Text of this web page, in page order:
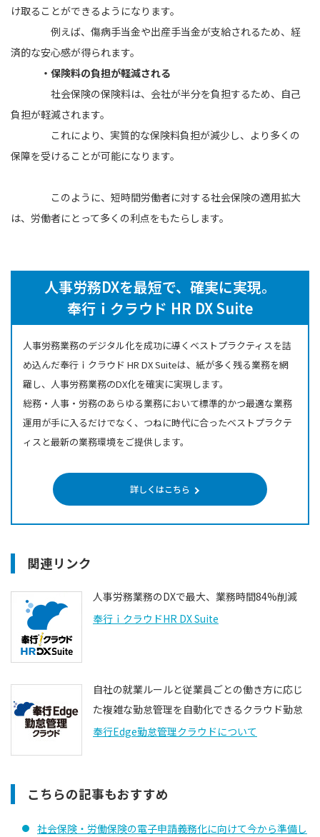
け取ることができるようになります。
例えば、傷病手当金や出産手当金が支給されるため、経
済的な安心感が得られます。
・保険料の負担が軽減される
社会保険の保険料は、会社が半分を負担するため、自己
負担が軽減されます。
これにより、実質的な保険料負担が減少し、より多くの
保障を受けることが可能になります。
このように、短時間労働者に対する社会保険の適用拡大
は、労働者にとって多くの利点をもたらします。
人事労務DXを最短で、確実に実現。
奉行ｉクラウド HR DX Suite
人事労務業務のデジタル化を成功に導くベストプラクティスを詰
め込んだ奉行ｉクラウド HR DX Suiteは、紙が多く残る業務を網
羅し、人事労務業務のDX化を確実に実現します。
総務・人事・労務のあらゆる業務において標準的かつ最適な業務
運用が手に入るだけでなく、つねに時代に合ったベストプラクテ
ィスと最新の業務環境をご提供します。
詳しくはこちら
関連リンク
人事労務業務のDXで最大、業務時間84%削減
奉行ｉクラウドHR DX Suite
自社の就業ルールと従業員ごとの働き方に応じ
た複雑な勤怠管理を自動化できるクラウド勤怠
奉行Edge勤怠管理クラウドについて
こちらの記事もおすすめ
社会保険・労働保険の電子申請義務化に向けて今から準備し